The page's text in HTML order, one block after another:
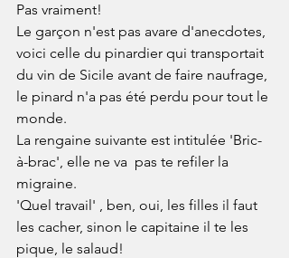
Pas vraiment!
Le garçon n'est pas avare d'anecdotes,
voici celle du pinardier qui transportait
du vin de Sicile avant de faire naufrage,
le pinard n'a pas été perdu pour tout le
monde.
La rengaine suivante est intitulée 'Bric-
à-brac', elle ne va  pas te refiler la
migraine.
'Quel travail' , ben, oui, les filles il faut
les cacher, sinon le capitaine il te les
pique, le salaud!